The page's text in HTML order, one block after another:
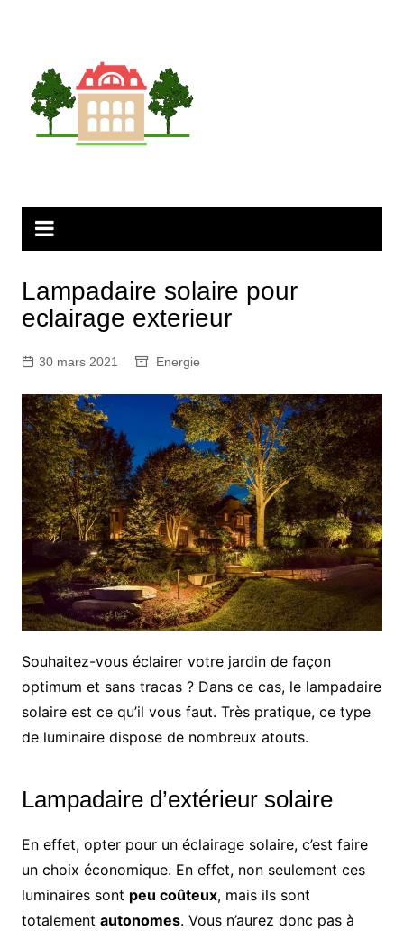
Lampadaire solaire pour
eclairage exterieur
30 mars 2021 Energie
Souhaitez-vous éclairer votre jardin de façon
optimum et sans tracas ? Dans ce cas, le lampadaire
solaire est ce qu’il vous faut. Très pratique, ce type
de luminaire dispose de nombreux atouts.
Lampadaire d’extérieur solaire
En effet, opter pour un éclairage solaire, c’est faire
un choix économique. En effet, non seulement ces
luminaires sont peu coûteux, mais ils sont
totalement autonomes. Vous n’aurez donc pas à